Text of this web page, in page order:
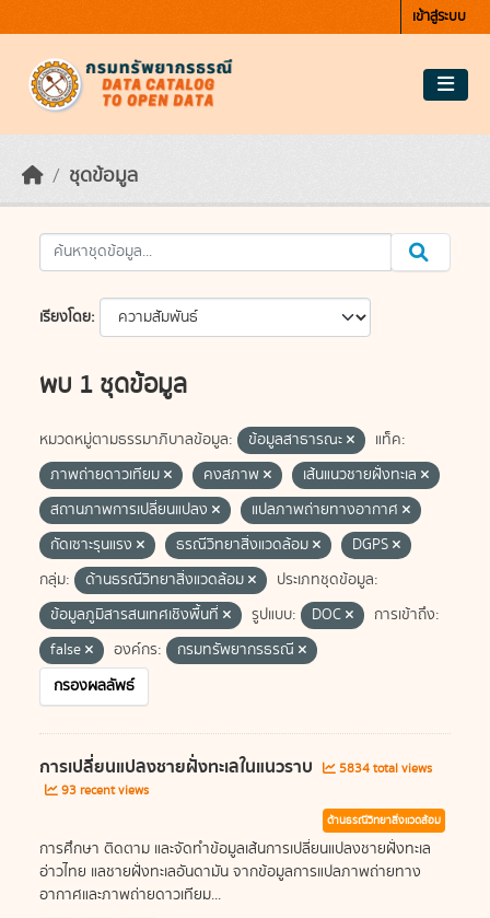
เข้าสู่ระบบ
ชุดข้อมูล
เรียงโดย
พบ 1 ชุดข้อมูล
หมวดหมู่ตามธรรมาภิบาลข้อมูล: ข้อมูลสาธารณะ
แท็ค:
ภาพถ่ายดาวเทียม
คงสภาพ
เส้นแนวชายฝั่งทะเล
สถานภาพการเปลี่ยนแปลง
แปลภาพถ่ายทางอากาศ
กัดเซาะรุนแรง
ธรณีวิทยาสิ่งแวดล้อม
DGPS
กลุ่ม:
ด้านธรณีวิทยาสิ่งแวดล้อม
ประเภทชุดข้อมูล:
ข้อมูลภูมิสารสนเทศเชิงพื้นที่
รูปแบบ: DOC
การเข้าถึง:
false
องค์กร:
กรมทรัพยากรธรณี
กรองผลลัพธ์
การเปลี่ยนแปลงชายฝั่งทะเลในแนวราบ
5834 total views
93 recent views
ด้านธรณีวิทยาสิ่งแวดล้อม
การศึกษา ติดตาม และจัดทำข้อมูลเส้นการเปลี่ยนแปลงชายฝั่งทะเล
อ่าวไทย แลชายฝั่งทะเลอันดามัน จากข้อมูลการแปลภาพถ่ายทาง
อากาศและภาพถ่ายดาวเทียม...